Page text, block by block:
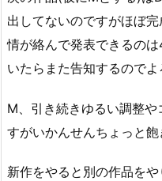
出してないのですがほぼ
情が絡んで発表できるの
いたらまた告知するので
М、引き続きゆるい調整や
すがいかんせんちょっと飽
新作をやると別の作品を